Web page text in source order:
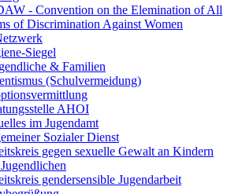
- Convention on the Elemination of All
of Discrimination Against Women
Siegel
& Familien
(Schulvermeidung)
AHOI
im Jugendamt
Sozialer Dienst
gegen sexuelle Gewalt an Kindern
gendersensible Jugendarbeit